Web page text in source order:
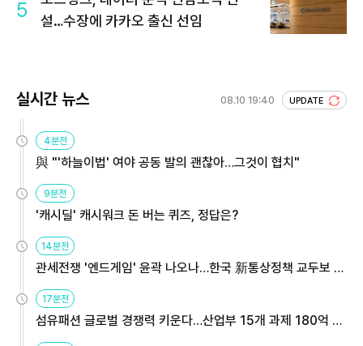
5
설…수장에 카카오 출신 선임
실시간 뉴스 08.10 19:40 UPDATE
4분전
與 "'하늘이법' 여야 공동 발의 괜찮아…그것이 협치"
9분전
'캐시딜' 캐시워크 돈 버는 퀴즈, 정답은?
14분전
관세전쟁 '엔드게임' 윤곽 나오나…한국 新통상정책 교두보 활
용해야
17분전
섬유패션 글로벌 경쟁력 키운다…산업부 15개 과제 180억 지
원